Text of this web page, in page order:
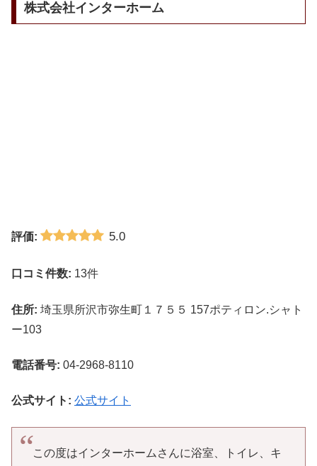
株式会社インターホーム
評価: 5.0
口コミ件数: 13件
住所: 埼玉県所沢市弥生町１７５５ 157ポティロン.シャト
ー103
電話番号: 04-2968-8110
公式サイト: 公式サイト
この度はインターホームさんに浴室、トイレ、キ